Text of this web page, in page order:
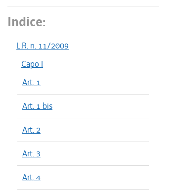
Indice:
L.R. n. 11/2009
Capo I
Art. 1
Art. 1 bis
Art. 2
Art. 3
Art. 4